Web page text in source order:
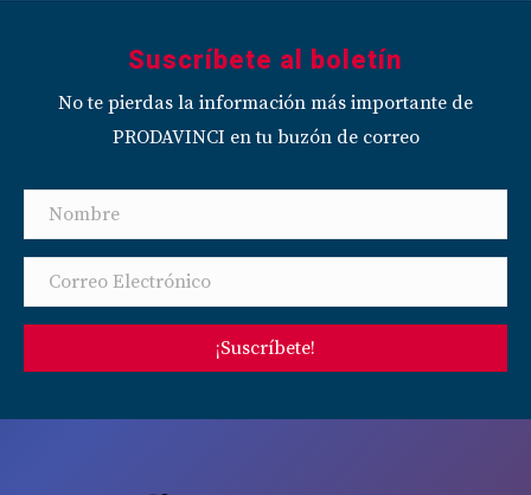
Suscríbete al boletín
No te pierdas la información más importante de
PRODAVINCI en tu buzón de correo
¡Suscríbete!